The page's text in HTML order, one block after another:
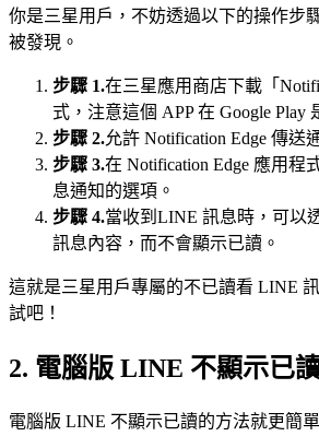
你是三星用戶，不妨透過以下的操作步
被發現。
步驟 1.在三星應用商店下載「
式，注意這個 APP 在 Google Play
步驟 2.允許 Notification Edge 傳送
步驟 3.在 Notification Edge 應用程
息通知的選項。
步驟 4.當收到LINE 訊息時，可以
訊息內容，而不會顯示已讀。
這就是三星用戶專屬的不已讀看 LINE
試吧！
2. 電腦版 LINE 不顯示已
電腦版 LINE 不顯示已讀的方法就更簡